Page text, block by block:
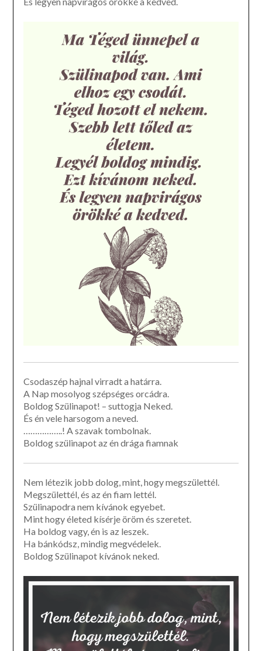
Csodaszép hajnal virradt a határra.
A Nap mosolyog szépséges orcádra.
Boldog Szülinapot! – suttogja Neked.
És én vele harsogom a neved.
……………..! A szavak tombolnak.
Boldog szülinapot az én drága fiamnak
Nem létezik jobb dolog, mint, hogy megszülettél.
Megszülettél, és az én fiam lettél.
Szülinapodra nem kívánok egyebet.
Mint hogy életed kísérje öröm és szeretet.
Ha boldog vagy, én is az leszek.
Ha bánkódsz, mindig megvédelek.
Boldog Szülinapot kívánok neked.